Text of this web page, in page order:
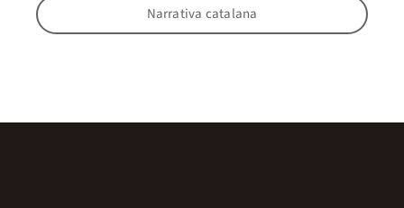
Narrativa catalana